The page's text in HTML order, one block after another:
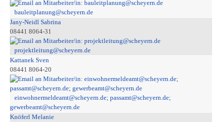
bauleitplanung@scheyern.de
Jany-Neidl Sabrina
08441 8064-31
projektleitung@scheyern.de
Kattanek Sven
08441 8064-20
einwohnermeldeamt@scheyern.de; passamt@scheyern.de;
gewerbeamt@scheyern.de
Knöferl Melanie